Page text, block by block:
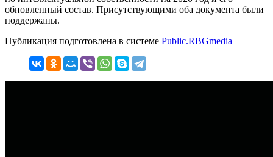
обновленный состав. Присутствующими оба документа были
поддержаны.
Публикация подготовлена в системе Public.RBGmedia